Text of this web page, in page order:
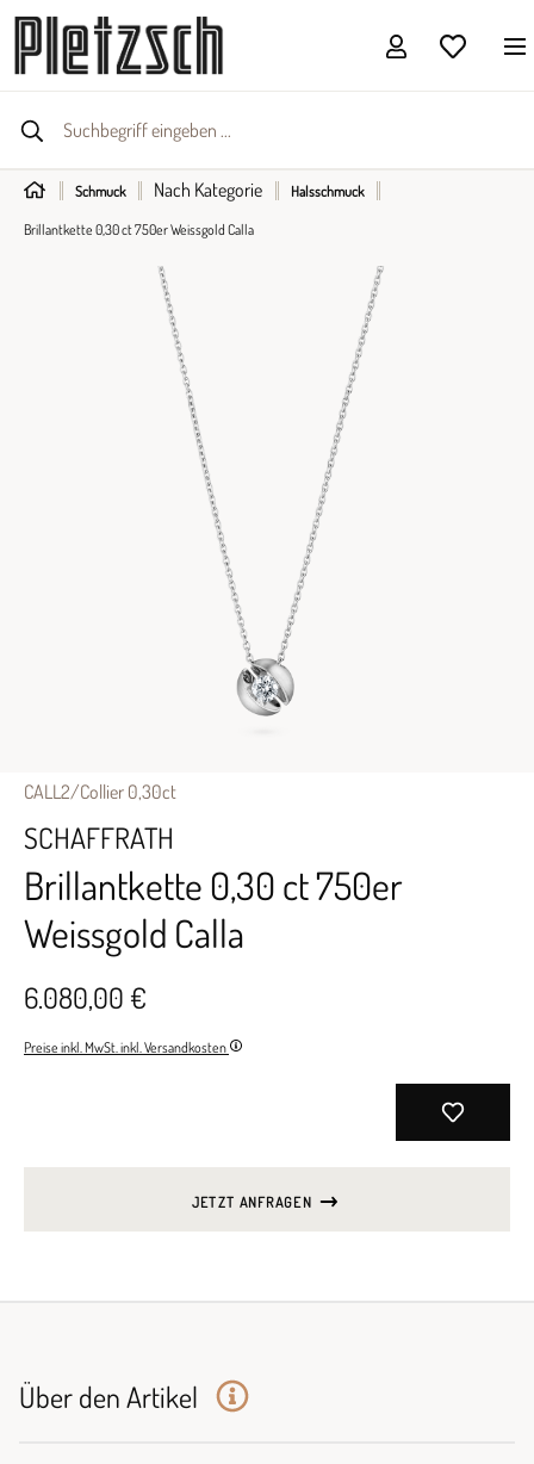
Schmuck Nach Kategorie Halsschmuck
Brillantkette 0,30 ct 750er Weissgold Calla
CALL2/Collier 0,30ct
SCHAFFRATH
Brillantkette 0,30 ct 750er
Weissgold Calla
6.080,00 €
Preise inkl. MwSt. inkl. Versandkosten
JETZT ANFRAGEN
Über den Artikel